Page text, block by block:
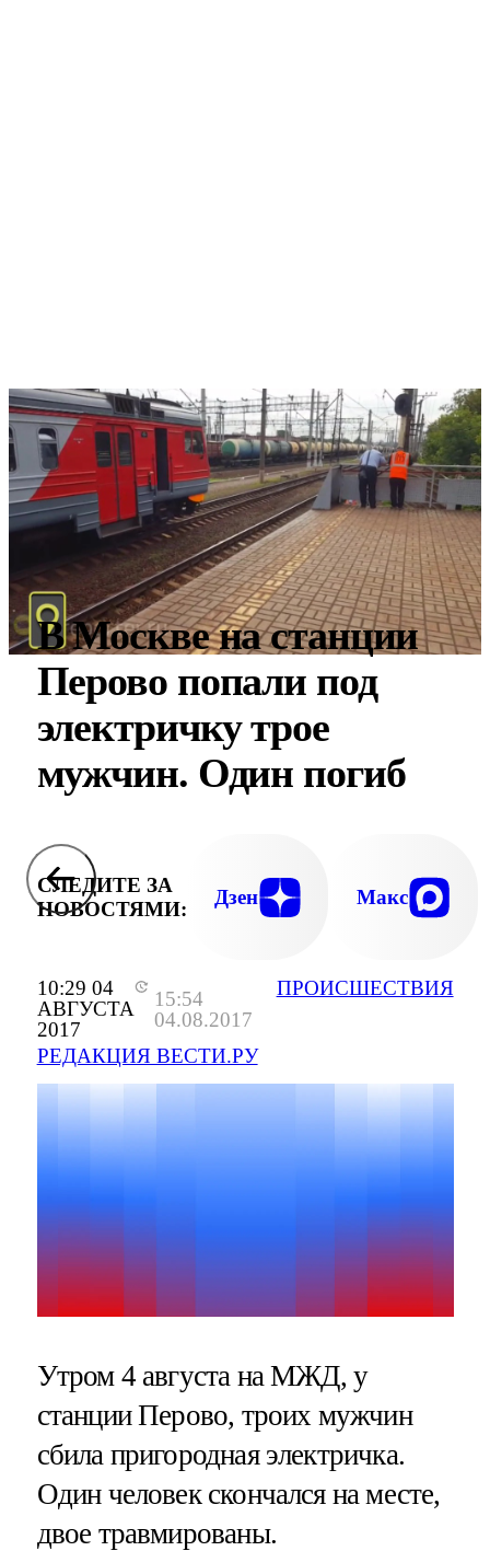
10:29 04
АВГУСТА
2017
15:54
04.08.2017
РЕДАКЦИЯ ВЕСТИ.РУ
ПРОИСШЕСТВИЯ
В Москве на станции
Перово попали под
электричку трое
мужчин. Один погиб
СЛЕДИТЕ ЗА
НОВОСТЯМИ:
Дзен Макс
Утром 4 августа на МЖД, у
станции Перово, троих мужчин
сбила пригородная электричка.
Один человек скончался на месте,
двое травмированы.